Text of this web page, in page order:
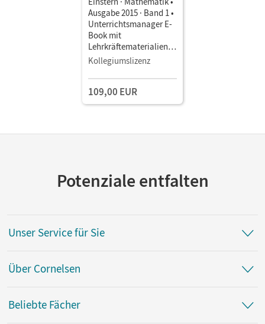
Ausgabe 2015 · Band 1 •
Unterrichtsmanager E-
Book mit
Lehrkräftematerialien
und Planungstools
Kollegiumslizenz
109,00 EUR
Potenziale entfalten
Unser Service für Sie
Über Cornelsen
Beliebte Fächer